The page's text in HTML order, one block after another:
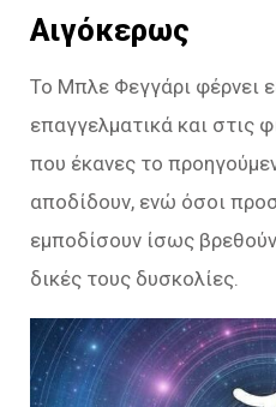
Αιγόκερως
Το Μπλε Φεγγάρι φέρνει
επαγγελματικά και στις
που έκανες το
αποδίδουν, ενώ όσοι
εμποδίσουν ίσως
δικές τους δυσκολίες.